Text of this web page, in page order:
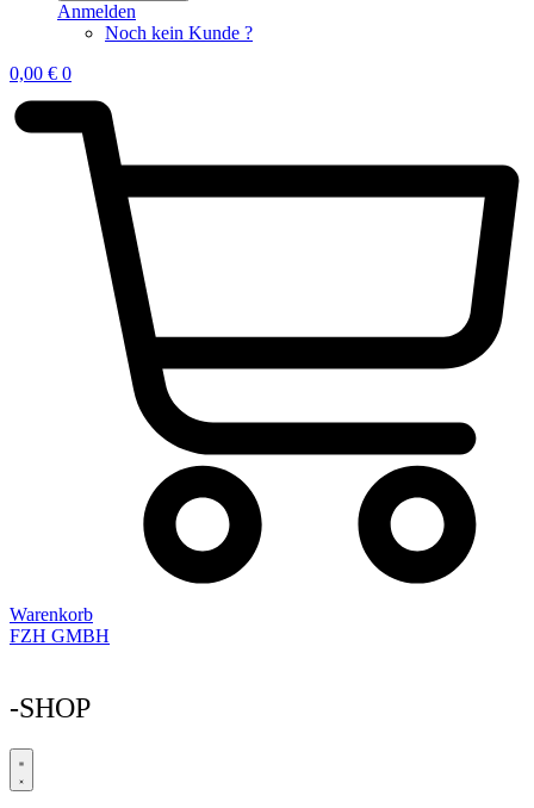
Anmelden
Noch kein Kunde ?
0,00 € 0
Warenkorb
FZH GMBH
-SHOP